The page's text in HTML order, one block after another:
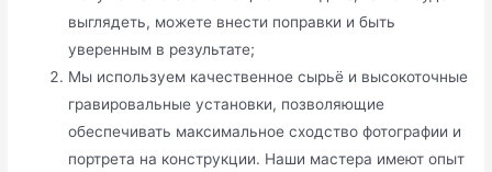
выглядеть, можете внести поправки и быть
уверенным в результате;
Мы используем качественное сырьё и высокоточные
гравировальные установки, позволяющие
обеспечивать максимальное сходство фотографии и
портрета на конструкции. Наши мастера имеют опыт